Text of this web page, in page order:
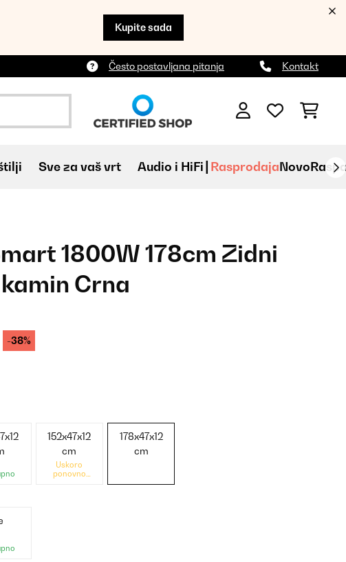
Kupite sada
Često postavljana pitanja Kontakt
Sve za vaš vrt Audio i HiFi RasprodajaNovo
1800W 178cm Zidni
Crna
-38%
152x47x12
cm
Uskoro
ponovno
178x47x12
cm